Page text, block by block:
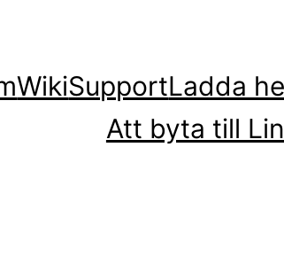
WikiSupportLadda
Att byta till